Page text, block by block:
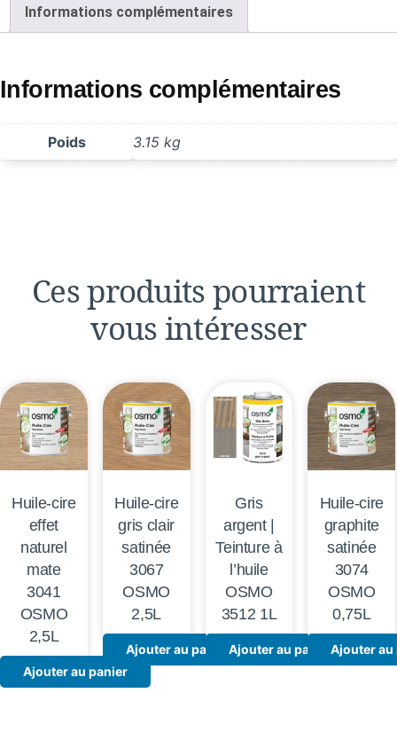
Informations complémentaires
Informations complémentaires
Poids 3.15 kg
Ces produits pourraient
vous intéresser
Huile-cire
effet
naturel
mate
3041
OSMO
2,5L
Ajouter au panier
Huile-cire
gris clair
satinée
3067
OSMO
2,5L
Ajouter au panier
Gris
argent |
Teinture à
l’huile
OSMO
3512 1L
Ajouter au panier
Huile-cire
graphite
satinée
3074
OSMO
0,75L
Ajouter au